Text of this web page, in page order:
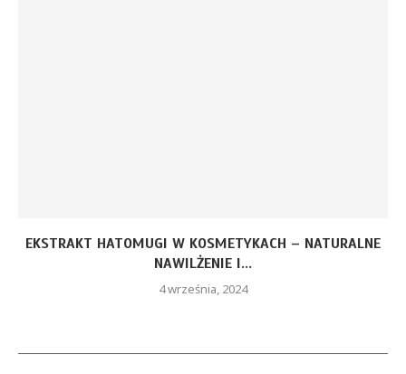
EKSTRAKT HATOMUGI W KOSMETYKACH – NATURALNE
NAWILŻENIE I...
4 września, 2024